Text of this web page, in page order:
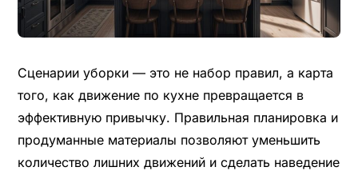
Сценарии уборки — это не набор правил, а карта
того, как движение по кухне превращается в
эффективную привычку. Правильная планировка и
продуманные материалы позволяют уменьшить
количество лишних движений и сделать наведение